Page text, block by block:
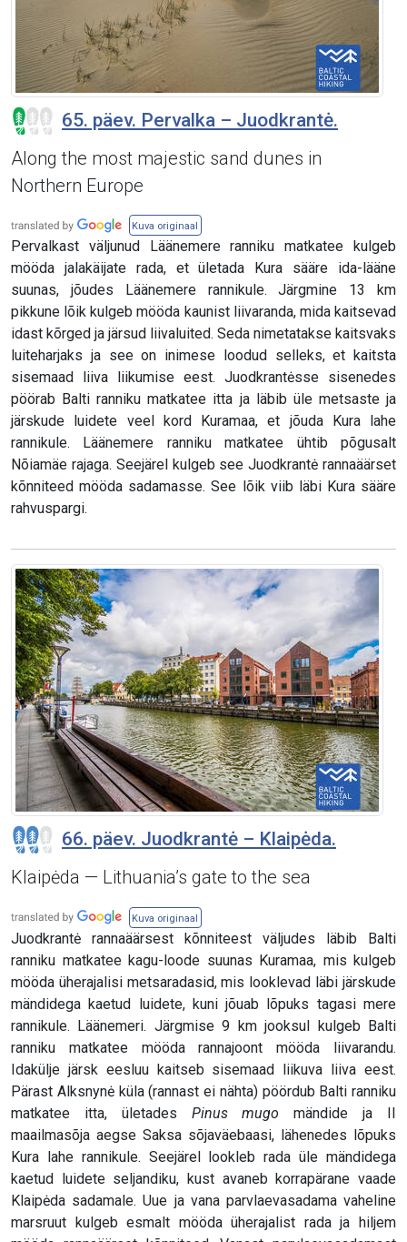
65. päev. Pervalka – Juodkrantė.
Along the most majestic sand dunes in
Northern Europe
Kuva originaal
Pervalkast väljunud Läänemere ranniku matkatee kulgeb
mööda jalakäijate rada, et ületada Kura sääre ida-lääne
suunas, jõudes Läänemere rannikule. Järgmine 13 km
pikkune lõik kulgeb mööda kaunist liivaranda, mida kaitsevad
idast kõrged ja järsud liivaluited. Seda nimetatakse kaitsvaks
luiteharjaks ja see on inimese loodud selleks, et kaitsta
sisemaad liiva liikumise eest. Juodkrantėsse sisenedes
pöörab Balti ranniku matkatee itta ja läbib üle metsaste ja
järskude luidete veel kord Kuramaa, et jõuda Kura lahe
rannikule. Läänemere ranniku matkatee ühtib põgusalt
Nõiamäe rajaga. Seejärel kulgeb see Juodkrantė rannaäärset
kõnniteed mööda sadamasse. See lõik viib läbi Kura sääre
rahvuspargi.
66. päev. Juodkrantė – Klaipėda.
Klaipėda — Lithuania’s gate to the sea
Kuva originaal
Juodkrantė rannaäärsest kõnniteest väljudes läbib Balti
ranniku matkatee kagu-loode suunas Kuramaa, mis kulgeb
mööda üherajalisi metsaradasid, mis looklevad läbi järskude
mändidega kaetud luidete, kuni jõuab lõpuks tagasi mere
rannikule. Läänemeri. Järgmise 9 km jooksul kulgeb Balti
ranniku matkatee mööda rannajoont mööda liivarandu.
Idakülje järsk eesluu kaitseb sisemaad liikuva liiva eest.
Pärast Alksnynė küla (rannast ei nähta) pöördub Balti ranniku
matkatee itta, ületades Pinus mugo mändide ja II
maailmasõja aegse Saksa sõjaväebaasi, lähenedes lõpuks
Kura lahe rannikule. Seejärel lookleb rada üle mändidega
kaetud luidete seljandiku, kust avaneb korrapärane vaade
Klaipėda sadamale. Uue ja vana parvlaevasadama vaheline
marsruut kulgeb esmalt mööda üherajalist rada ja hiljem